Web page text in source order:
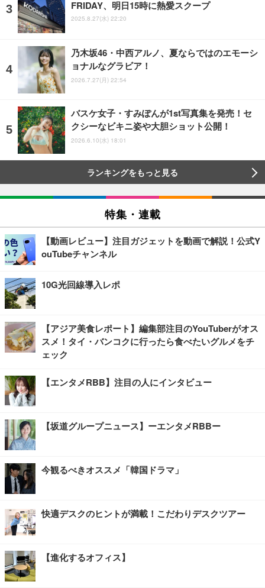
FRIDAY、明日15時に熱愛スクープ
2025.8.27(水) 22:20
乃木坂46・中西アルノ、夏ならではのエモーシ
ョナルなグラビア！
2026.7.27(月) 22:54
バスケ女子・すみぽんが1st写真集を発売！セ
クシーなビキニ姿や大胆ショット公開！
2026.6.10(水) 18:01
ランキングをもっと見る
特集・連載
【動画レビュー】注目ガジェットを動画で解説！公式Y
ouTubeチャンネル
10G光回線導入レポ
【アジア美食レポート】編集部注目のYouTuberがオス
スメ！タイ・バンコクに行ったら食べたいグルメをチ
ェック
【エンタメRBB】注目の人にインタビュー
【坂道グループニュース】ーエンタメRBBー
今観るべきオススメ「韓国ドラマ」
快適デスクのヒントが満載！こだわりデスクツアー
【進化するオフィス】